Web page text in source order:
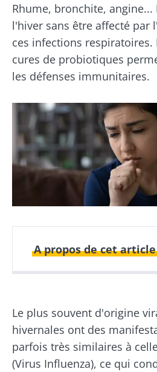
Rhume, bronchite,
l'hiver sans être affecté par
ces infections respiratoires.
cures de probiotiques
les défenses immunitaires.
A propos de cet article
Le plus souvent d'origine
hivernales ont des
parfois très similaires à
(Virus Influenza), ce qui